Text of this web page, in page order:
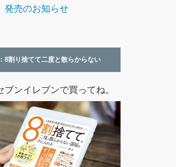
発売のお知らせ
8割り捨てて二度と散らからない
ブンイレブンで買ってね。